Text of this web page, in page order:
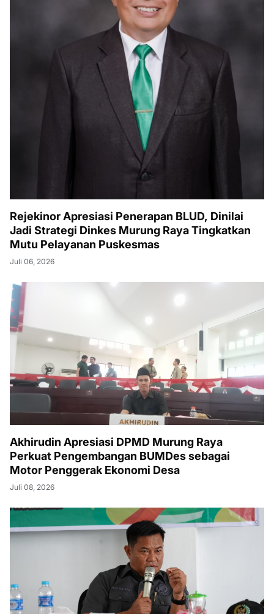
Rejekinor Apresiasi Penerapan BLUD, Dinilai
Jadi Strategi Dinkes Murung Raya Tingkatkan
Mutu Pelayanan Puskesmas
Juli 06, 2026
Akhirudin Apresiasi DPMD Murung Raya
Perkuat Pengembangan BUMDes sebagai
Motor Penggerak Ekonomi Desa
Juli 08, 2026